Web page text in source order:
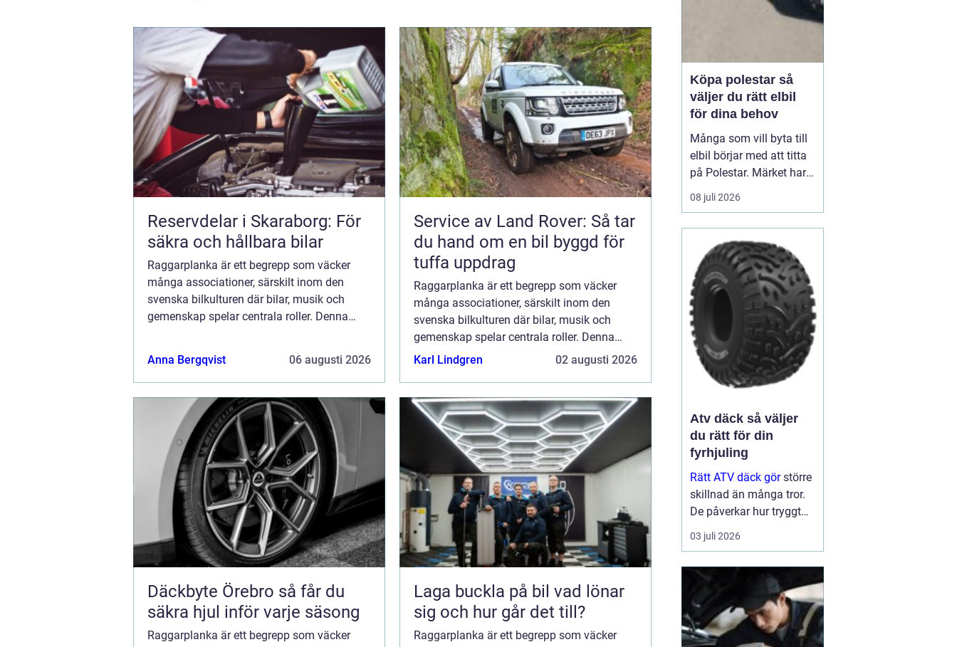
Reservdelar i Skaraborg: För
säkra och hållbara bilar
Raggarplanka är ett begrepp som väcker
många associationer, särskilt inom den
svenska bilkulturen där bilar, musik och
gemenskap spelar centrala roller. Denna
Anna Bergqvist 06 augusti 2026
Service av Land Rover: Så tar
du hand om en bil byggd för
tuffa uppdrag
Raggarplanka är ett begrepp som väcker
många associationer, särskilt inom den
svenska bilkulturen där bilar, musik och
gemenskap spelar centrala roller. Denna
artikel utforskar raggarplankans betydelse,
Karl Lindgren 02 augusti 2026
Däckbyte Örebro så får du
säkra hjul inför varje säsong
Raggarplanka är ett begrepp som väcker
Laga buckla på bil vad lönar
sig och hur går det till?
Raggarplanka är ett begrepp som väcker
Köpa polestar så
väljer du rätt elbil
för dina behov
Många som vill byta till
elbil börjar med att titta
på Polestar. Märket har
blivit en symbol för
modern, elektrisk körning
hållbarhet går hand i
hand. Men hur vet du om
en Polestar passar dig,
och vilken modell som är
rätt val?...
08 juli 2026
Atv däck så väljer
du rätt för din
fyrhjuling
Rätt ATV däck görstörre
skillnad än många tror.
De påverkar hur tryggt
fyrhjulingen beter sig på
väg, hur effektivt den tar
och hur marken under
hjulen mår efteråt. Med
ge...
03 juli 2026